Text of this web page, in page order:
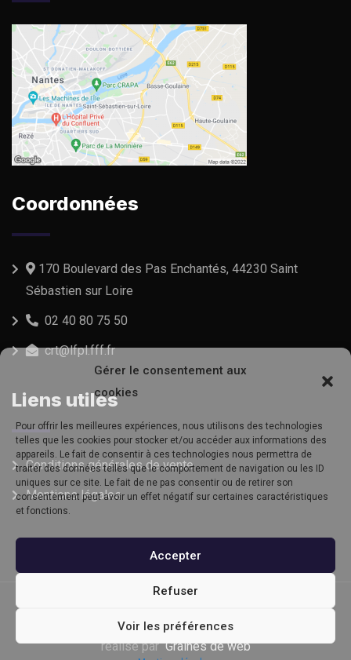
Gérer le consentement aux
cookies
Pour offrir les meilleures expériences, nous utilisons des technologies
telles que les cookies pour stocker et/ou accéder aux informations des
appareils. Le fait de consentir à ces technologies nous permettra de
traiter des données telles que le comportement de navigation ou les ID
uniques sur ce site. Le fait de ne pas consentir ou de retirer son
consentement peut avoir un effet négatif sur certaines caractéristiques
et fonctions.
Accepter
Refuser
Voir les préférences
Robert Adison
Professor
Sedut perspiciatis unde omnis iste
natrrsit voluptatem dolorem
periam eaque ipsa quaeSedut
perspiciatis unde omnis iste
area periam
Robert Adison
Coordonnées
170 Boulevard des Pas Enchantés, 44230 Saint
Sébastien sur Loire
02 40 80 75 50
crt@lfpl.fff.fr
Liens utiles
Conditions générales de vente
Mentions légales
© Copyright CSR 2022. Tous droits réservés | Site
réalisé parGraines de web